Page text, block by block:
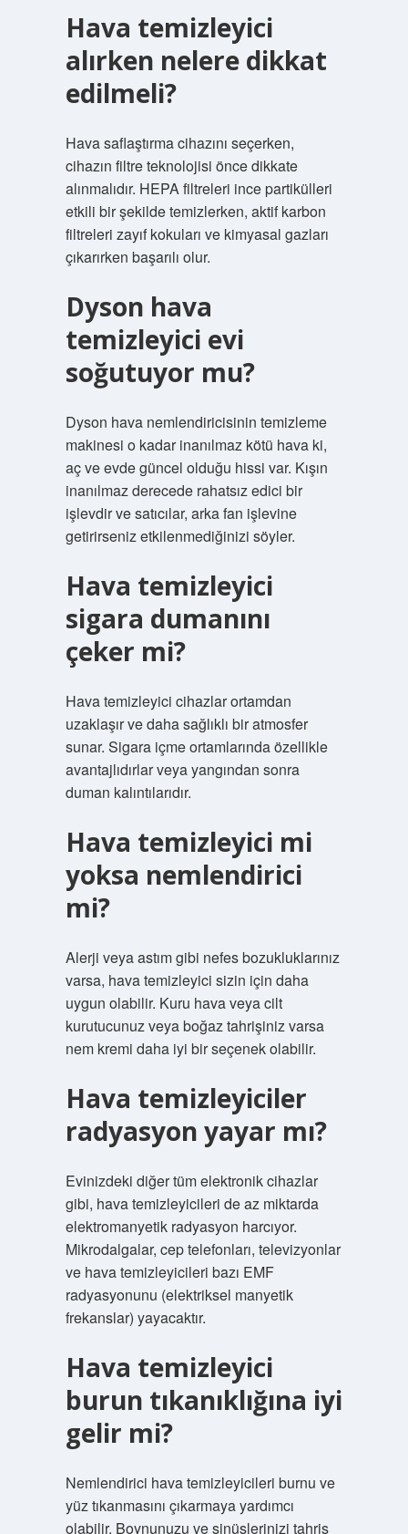
Hava temizleyici
alırken nelere dikkat
edilmeli?
Hava saflaştırma cihazını seçerken,
cihazın filtre teknolojisi önce dikkate
alınmalıdır. HEPA filtreleri ince partikülleri
etkili bir şekilde temizlerken, aktif karbon
filtreleri zayıf kokuları ve kimyasal gazları
çıkarırken başarılı olur.
Dyson hava
temizleyici evi
soğutuyor mu?
Dyson hava nemlendiricisinin temizleme
makinesi o kadar inanılmaz kötü hava ki,
aç ve evde güncel olduğu hissi var. Kışın
inanılmaz derecede rahatsız edici bir
işlevdir ve satıcılar, arka fan işlevine
getirirseniz etkilenmediğinizi söyler.
Hava temizleyici
sigara dumanını
çeker mi?
Hava temizleyici cihazlar ortamdan
uzaklaşır ve daha sağlıklı bir atmosfer
sunar. Sigara içme ortamlarında özellikle
avantajlıdırlar veya yangından sonra
duman kalıntılarıdır.
Hava temizleyici mi
yoksa nemlendirici
mi?
Alerji veya astım gibi nefes bozukluklarınız
varsa, hava temizleyici sizin için daha
uygun olabilir. Kuru hava veya cilt
kurutucunuz veya boğaz tahrişiniz varsa
nem kremi daha iyi bir seçenek olabilir.
Hava temizleyiciler
radyasyon yayar mı?
Evinizdeki diğer tüm elektronik cihazlar
gibi, hava temizleyicileri de az miktarda
elektromanyetik radyasyon harcıyor.
Mikrodalgalar, cep telefonları, televizyonlar
ve hava temizleyicileri bazı EMF
radyasyonunu (elektriksel manyetik
frekanslar) yayacaktır.
Hava temizleyici
burun tıkanıklığına iyi
gelir mi?
Nemlendirici hava temizleyicileri burnu ve
yüz tıkanmasını çıkarmaya yardımcı
olabilir. Boynunuzu ve sinüslerinizi tahriş